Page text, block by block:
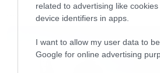
related to advertising like
device identifiers in apps.
I want to allow my user data to
Google for online advertising
τελική του ευθεία.